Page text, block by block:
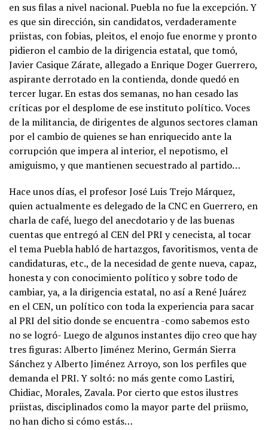
en sus filas a nivel nacional. Puebla no fue la excepción. Y
es que sin dirección, sin candidatos, verdaderamente
priistas, con fobias, pleitos, el enojo fue enorme y pronto
pidieron el cambio de la dirigencia estatal, que tomó,
Javier Casique Zárate, allegado a Enrique Doger Guerrero,
aspirante derrotado en la contienda, donde quedó en
tercer lugar. En estas dos semanas, no han cesado las
críticas por el desplome de ese instituto político. Voces
de la militancia, de dirigentes de algunos sectores claman
por el cambio de quienes se han enriquecido ante la
corrupción que impera al interior, el nepotismo, el
amiguismo, y que mantienen secuestrado al partido…
Hace unos días, el profesor José Luis Trejo Márquez,
quien actualmente es delegado de la CNC en Guerrero, en
charla de café, luego del anecdotario y de las buenas
cuentas que entregó al CEN del PRI y cenecista, al tocar
el tema Puebla habló de hartazgos, favoritismos, venta de
candidaturas, etc., de la necesidad de gente nueva, capaz,
honesta y con conocimiento político y sobre todo de
cambiar, ya, a la dirigencia estatal, no así a René Juárez
en el CEN, un político con toda la experiencia para sacar
al PRI del sitio donde se encuentra -como sabemos esto
no se logró- Luego de algunos instantes dijo creo que hay
tres figuras: Alberto Jiménez Merino, Germán Sierra
Sánchez y Alberto Jiménez Arroyo, son los perfiles que
demanda el PRI. Y soltó: no más gente como Lastiri,
Chidiac, Morales, Zavala. Por cierto que estos ilustres
priistas, disciplinados como la mayor parte del priismo,
no han dicho si cómo estás…